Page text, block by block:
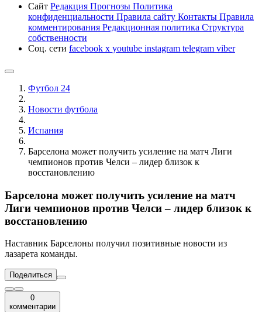
Сайт Редакция Прогнозы Политика
конфиденциальности Правила сайту Контакты Правила
комментирования Редакционная политика Структура
собственности
Соц. сети facebook x youtube instagram telegram viber
Футбол 24
Новости футбола
Испания
Барселона может получить усиление на матч Лиги
чемпионов против Челси – лидер близок к
восстановлению
Барселона может получить усиление на матч
Лиги чемпионов против Челси – лидер близок к
восстановлению
Наставник Барселоны получил позитивные новости из
лазарета команды.
Поделиться
0
комментарии